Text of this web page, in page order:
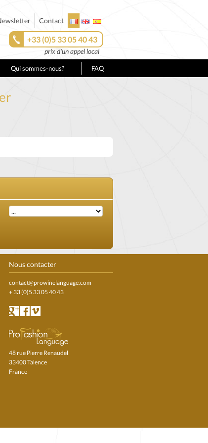
Contact
+33 (0)5 33 05 40 43
prix d'un appel local
Qui sommes-nous? FAQ
Nous contacter
contact@prowinelanguage.com
+ 33 (0)5 33 05 40 43
48 rue Pierre Renaudel
33400 Talence
France